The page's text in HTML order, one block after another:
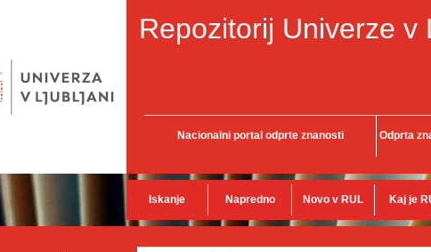
Repozitorij Univerze v
Nacionalni portal odprte znanosti Odprta
Iskanje Napredno Novo v RUL Kaj je